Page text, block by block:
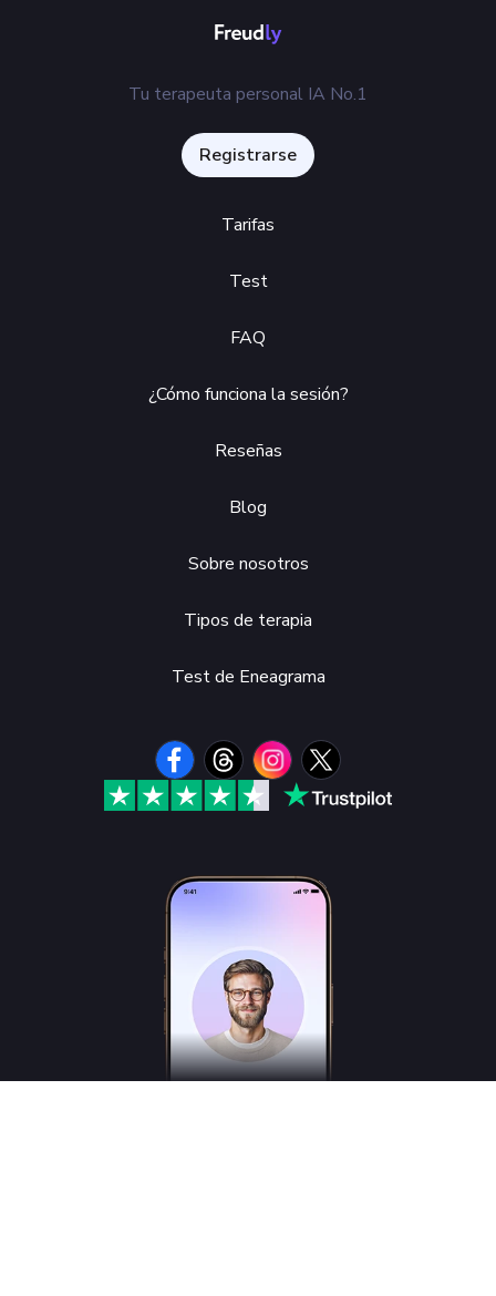
Tu terapeuta personal IA No.1
Registrarse
Tarifas
Test
FAQ
¿Cómo funciona la sesión?
Reseñas
Blog
Sobre nosotros
Tipos de terapia
Test de Eneagrama